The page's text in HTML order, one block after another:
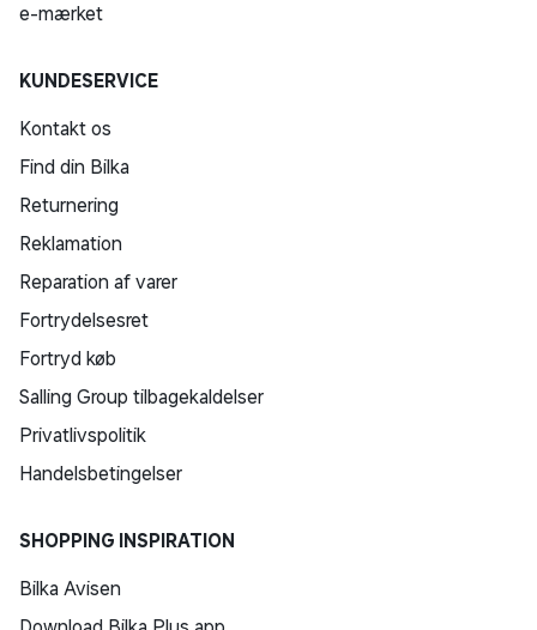
e-mærket
KUNDESERVICE
Kontakt os
Find din Bilka
Returnering
Reklamation
Reparation af varer
Fortrydelsesret
Fortryd køb
Salling Group tilbagekaldelser
Privatlivspolitik
Handelsbetingelser
SHOPPING INSPIRATION
Bilka Avisen